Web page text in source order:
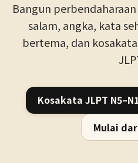
Bangun
salam, angka, kata
bertema, dan
Kosakata JLPT
Mulai